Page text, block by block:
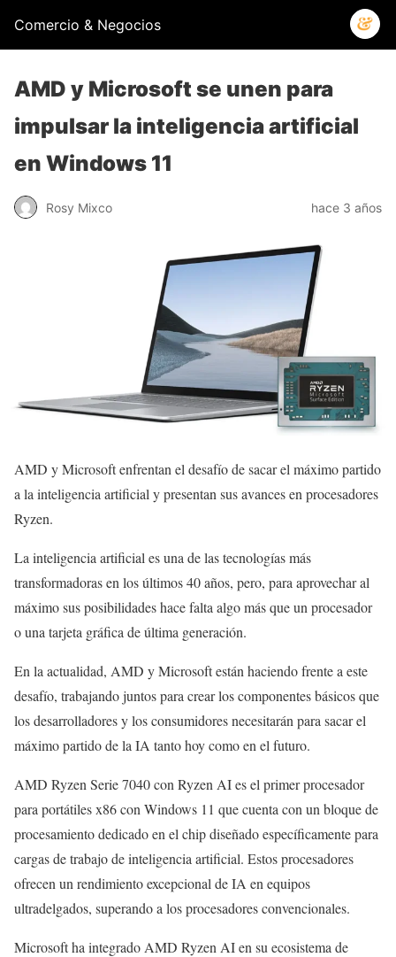
Comercio & Negocios
AMD y Microsoft se unen para
impulsar la inteligencia artificial
en Windows 11
Rosy Mixco hace 3 años
AMD y Microsoft enfrentan el desafío de sacar el máximo partido
a la inteligencia artificial y presentan sus avances en procesadores
Ryzen.
La inteligencia artificial es una de las tecnologías más
transformadoras en los últimos 40 años, pero, para aprovechar al
máximo sus posibilidades hace falta algo más que un procesador
o una tarjeta gráfica de última generación.
En la actualidad, AMD y Microsoft están haciendo frente a este
desafío, trabajando juntos para crear los componentes básicos que
los desarrolladores y los consumidores necesitarán para sacar el
máximo partido de la IA tanto hoy como en el futuro.
AMD Ryzen Serie 7040 con Ryzen AI es el primer procesador
para portátiles x86 con Windows 11 que cuenta con un bloque de
procesamiento dedicado en el chip diseñado específicamente para
cargas de trabajo de inteligencia artificial. Estos procesadores
ofrecen un rendimiento excepcional de IA en equipos
ultradelgados, superando a los procesadores convencionales.
Microsoft ha integrado AMD Ryzen AI en su ecosistema de